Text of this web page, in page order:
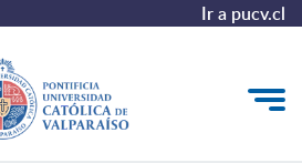
Ir a pucv.cl